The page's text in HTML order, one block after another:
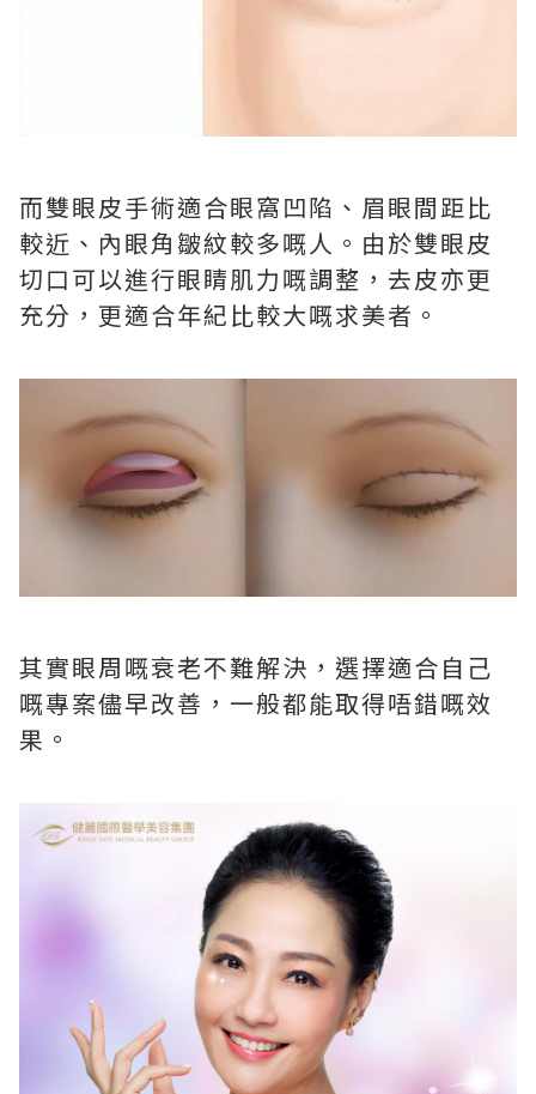
而雙眼皮手術適合眼窩凹陷、眉眼間距比
較近、內眼角皺紋較多嘅人。由於雙眼皮
切口可以進行眼睛肌力嘅調整，去皮亦更
充分，更適合年紀比較大嘅求美者。
其實眼周嘅衰老不難解決，選擇適合自己
嘅專案儘早改善，一般都能取得唔錯嘅效
果。